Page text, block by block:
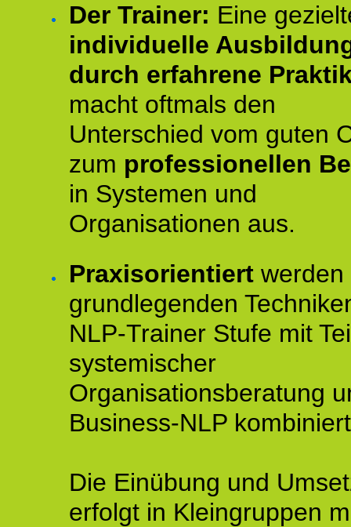
Der Trainer: Eine
individuelle
durch erfahrene
macht oftmals den
Unterschied vom guten
zum professionellen
in Systemen und
Organisationen aus.
Praxisorientiert werden
grundlegenden
NLP-Trainer Stufe mit
systemischer
Organisationsberatung
Business-NLP
Die Einübung und
erfolgt in Kleingruppen